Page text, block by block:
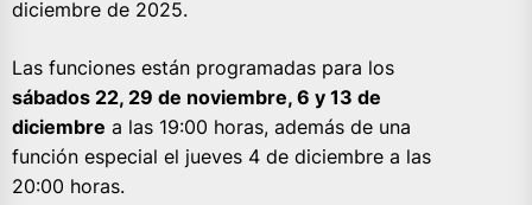
diciembre de 2025.
Las funciones están programadas para los
sábados 22, 29 de noviembre, 6 y 13 de
diciembre a las 19:00 horas, además de una
función especial el jueves 4 de diciembre a las
20:00 horas.